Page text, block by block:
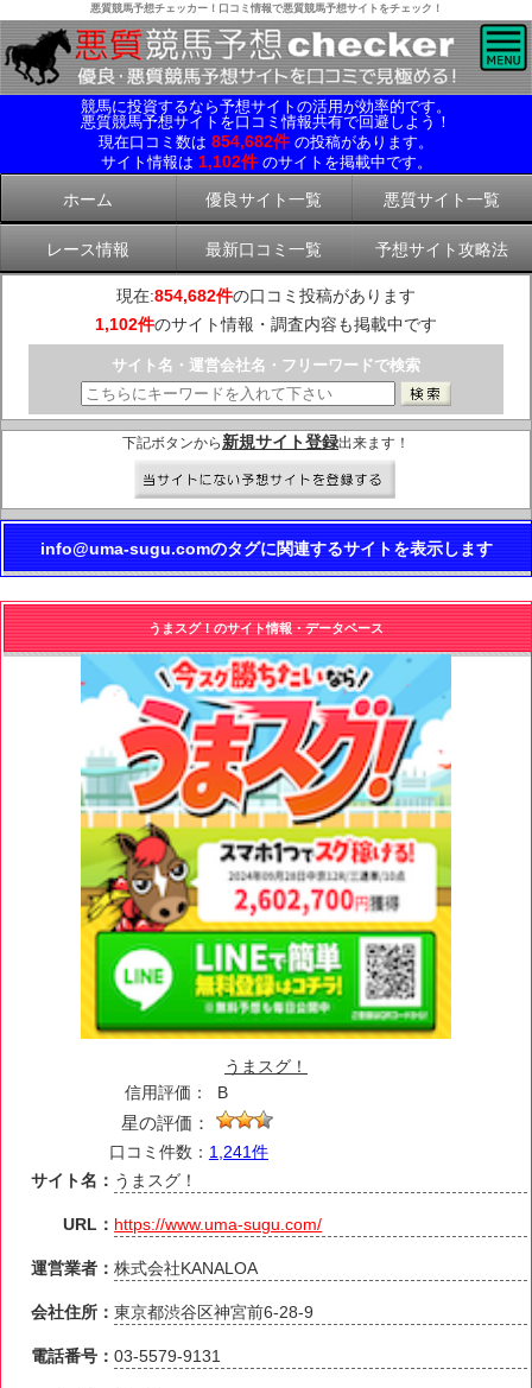
悪質競馬予想チェッカー！口コミ情報で悪質競馬予想サイトをチェック！
競馬に投資するなら予想サイトの活用が効率的です。
悪質競馬予想サイトを口コミ情報共有で回避しよう！
現在口コミ数は 854,682件 の投稿があります。
サイト情報は 1,102件 のサイトを掲載中です。
ホーム 優良サイト一覧 悪質サイト一覧
レース情報 最新口コミ一覧 予想サイト攻略法
現在:854,682件の口コミ投稿があります
1,102件のサイト情報・調査内容も掲載中です
サイト名・運営会社名・フリーワードで検索
下記ボタンから 新規サイト登録出来ます！
info@uma-sugu.comのタグに関連するサイトを表示します
うまスグ！のサイト情報・データベース
うまスグ！
信用評価：
B
星の評価：
口コミ件数： 1,241件
サイト名： うまスグ！
URL： https://www.uma-sugu.com/
運営業者：株式会社KANALOA
会社住所：東京都渋谷区神宮前6-28-9
電話番号：03‐5579‐9131